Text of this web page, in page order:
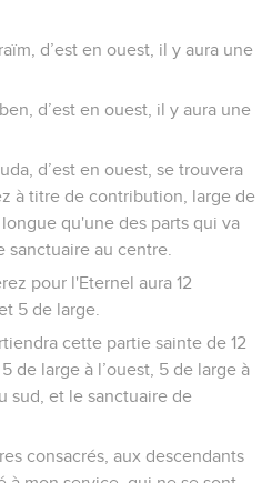
d’est en ouest, il y aura une
d’est en ouest, il y aura une
d’est en ouest, se trouvera
à titre de contribution, large de
qu'une des parts qui va
sanctuaire au centre.
pour l'Eternel aura 12
5 de large.
cette partie sainte de 12
de large à l’ouest, 5 de large à
sud, et le sanctuaire de
consacrés, aux descendants